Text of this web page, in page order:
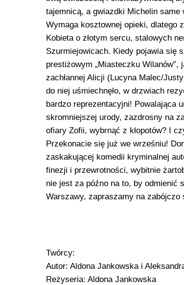
tajemnicą, a gwiazdki Michelin same
Wymaga kosztownej opieki, dlatego
Kobieta o złotym sercu, stalowych
Szurmiejowicach. Kiedy pojawia się
prestiżowym „Miasteczku Wilanów”,
zachłannej Alicji (Lucyna Malec/
do niej uśmiechnęło, w drzwiach
bardzo reprezentacyjni! Powalająca
skromniejszej urody, zazdrosny na
ofiary Zofii, wybrnąć z kłopotów? I
Przekonacie się już we wrześniu!
zaskakującej komedii kryminalnej
finezji i przewrotności, wybitnie
nie jest za późno na to, by odmienić
Warszawy, zapraszamy na
Twórcy:
Autor: Aldona Jankowska i
Reżyseria: Aldona Jankowska